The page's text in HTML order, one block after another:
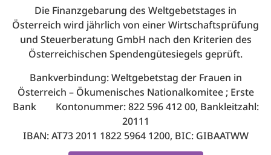
Die Finanzgebarung des Weltgebetstages in
Österreich wird jährlich von einer Wirtschaftsprüfung
und Steuerberatung GmbH nach den Kriterien des
Österreichischen Spendengütesiegels geprüft.
Bankverbindung: Weltgebetstag der Frauen in
Österreich – Ökumenisches Nationalkomitee ; Erste
Bank Kontonummer: 822 596 412 00, Bankleitzahl:
20111
IBAN: AT73 2011 1822 5964 1200, BIC: GIBAATWW